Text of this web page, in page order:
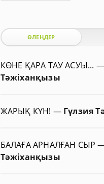
ӨЛЕҢДЕР
КӨНЕ ҚАРА ТАУ АСУЫ... —
Тәжіханқызы
ЖАРЫҚ КҮН! — Гүлзия
БАЛАҒА АРНАЛҒАН СЫР
Тәжіханқызы